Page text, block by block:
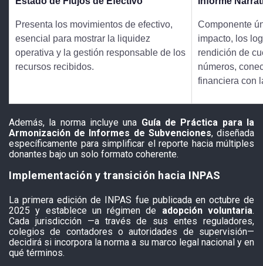
Presenta los movimientos de efectivo,
esencial para mostrar la liquidez
operativa y la gestión responsable de los
recursos recibidos.
Componente
impacto, los
rendición de
números,
financiera con
Además, la norma incluye una Guía de Práctica para la
Armonización de Informes de Subvenciones, diseñada
específicamente para simplificar el reporte hacia múltiples
donantes bajo un solo formato coherente.
Implementación y transición hacia INPAS
La primera edición de INPAS fue publicada en octubre de
2025 y establece un régimen de adopción voluntaria.
Cada jurisdicción —a través de sus entes reguladores,
colegios de contadores o autoridades de supervisión—
decidirá si incorpora la norma a su marco legal nacional y en
qué términos.